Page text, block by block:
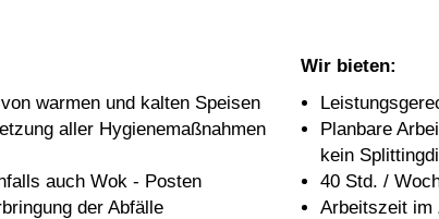
warmen und kalten Speisen
aller Hygienemaßnahmen
auch Wok - Posten
der Abfälle
Wir bieten:
Planbare
kein
40 Std. /
Arbeitszeit im